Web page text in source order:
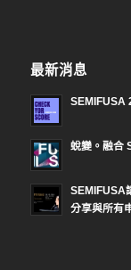
最新消息
SEMIFUSA
蛻變。融合
SEMIFUSA
分享與所有